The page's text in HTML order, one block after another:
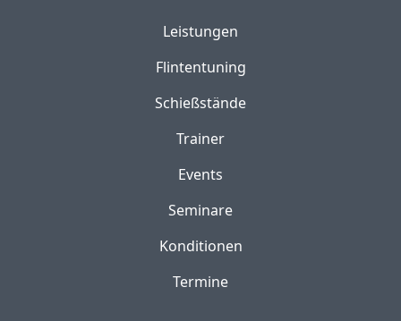
Leistungen
Flintentuning
Schießstände
Trainer
Events
Seminare
Konditionen
Termine